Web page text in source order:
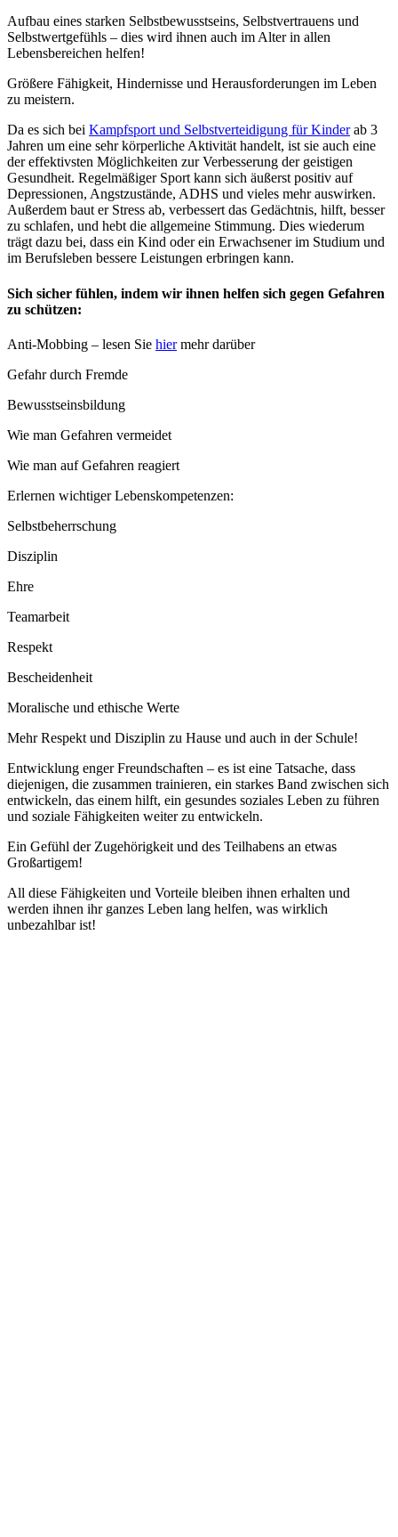
Aufbau eines starken Selbstbewusstseins, Selbstvertrauens und
Selbstwertgefühls – dies wird ihnen auch im Alter in allen
Lebensbereichen helfen!
Größere Fähigkeit, Hindernisse und Herausforderungen im Leben
zu meistern.
Da es sich bei Kampfsport und Selbstverteidigung für Kinderab 3
Jahren um eine sehr körperliche Aktivität handelt, ist sie auch eine
der effektivsten Möglichkeiten zur Verbesserung der geistigen
Gesundheit. Regelmäßiger Sport kann sich äußerst positiv auf
Depressionen, Angstzustände, ADHS und vieles mehr auswirken.
Außerdem baut er Stress ab, verbessert das Gedächtnis, hilft, besser
zu schlafen, und hebt die allgemeine Stimmung. Dies wiederum
trägt dazu bei, dass ein Kind oder ein Erwachsener im Studium und
im Berufsleben bessere Leistungen erbringen kann.
Sich sicher fühlen, indem wir ihnen helfen sich gegen Gefahren
zu schützen:
Anti-Mobbing – lesen Sie hiermehr darüber
Gefahr durch Fremde
Bewusstseinsbildung
Wie man Gefahren vermeidet
Wie man auf Gefahren reagiert
Erlernen wichtiger Lebenskompetenzen:
Selbstbeherrschung
Disziplin
Ehre
Teamarbeit
Respekt
Bescheidenheit
Moralische und ethische Werte
Mehr Respekt und Disziplin zu Hause und auch in der Schule!
Entwicklung enger Freundschaften – es ist eine Tatsache, dass
diejenigen, die zusammen trainieren, ein starkes Band zwischen sich
entwickeln, das einem hilft, ein gesundes soziales Leben zu führen
und soziale Fähigkeiten weiter zu entwickeln.
Ein Gefühl der Zugehörigkeit und des Teilhabens an etwas
Großartigem!
All diese Fähigkeiten und Vorteile bleiben ihnen erhalten und
werden ihnen ihr ganzes Leben lang helfen, was wirklich
unbezahlbar ist!